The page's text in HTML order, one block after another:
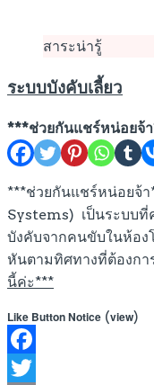
สาระน่ารู้
ระบบบังคับเลี้ยว
***ช่วยกันแชร์หน่อยจ้
***ช่วยกันแชร์หน่อยจ้
Systems) เป็นระบบที่
บังคับจากคนขับในห้อง
หันตามทิศทางที่ต้องกา
นี้ค่ะ***
Like Button Notice (view)
Facebook